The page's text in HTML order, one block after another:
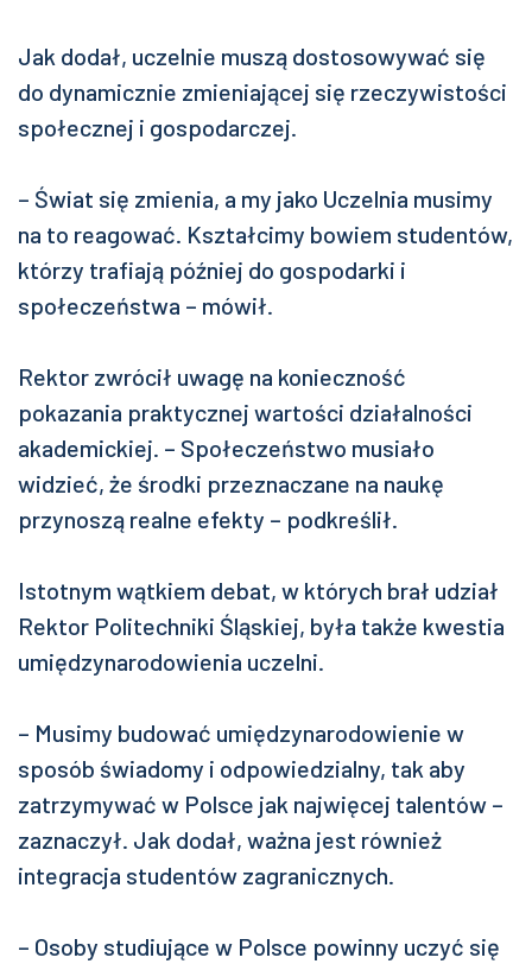
Jak dodał, uczelnie muszą dostosowywać się
do dynamicznie zmieniającej się rzeczywistości
społecznej i gospodarczej.
– Świat się zmienia, a my jako Uczelnia musimy
na to reagować. Kształcimy bowiem studentów,
którzy trafiają później do gospodarki i
społeczeństwa – mówił.
Rektor zwrócił uwagę na konieczność
pokazania praktycznej wartości działalności
akademickiej. – Społeczeństwo musiało
widzieć, że środki przeznaczane na naukę
przynoszą realne efekty – podkreślił.
Istotnym wątkiem debat, w których brał udział
Rektor Politechniki Śląskiej, była także kwestia
umiędzynarodowienia uczelni.
– Musimy budować umiędzynarodowienie w
sposób świadomy i odpowiedzialny, tak aby
zatrzymywać w Polsce jak najwięcej talentów –
zaznaczył. Jak dodał, ważna jest również
integracja studentów zagranicznych.
– Osoby studiujące w Polsce powinny uczyć się